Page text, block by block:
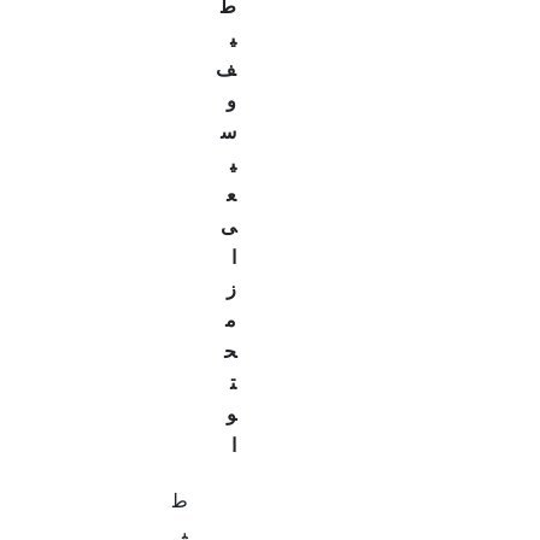
ط
ی
ف
و
س
ی
ع
ی
ا
ز
م
ح
ت
و
ا
ط
ی